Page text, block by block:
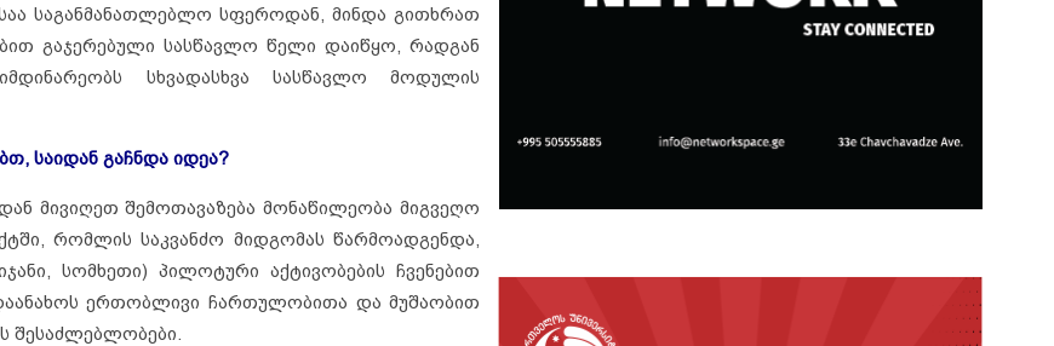
საგანმანათლებლო სფეროდან, მინდა გითხრათ
გაჯერებული სასწავლო წელი დაიწყო, რადგან
სხვადასხვა სასწავლო მოდულის
საიდან გაჩნდა იდეა?
მივიღეთ შემოთავაზება მონაწილეობა მიგვეღო
რომლის საკვანძო მიდგომას წარმოადგენდა,
სომხეთი) პილოტური აქტივობების ჩვენებით
ერთობლივი ჩართულობითა და მუშაობით
შესაძლებლობები.